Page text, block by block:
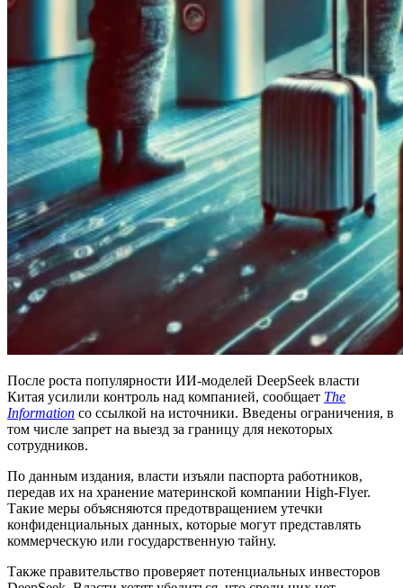
После роста популярности ИИ-моделей DeepSeek власти
Китая усилили контроль над компанией, сообщает The
Information со ссылкой на источники. Введены ограничения, в
том числе запрет на выезд за границу для некоторых
сотрудников.
По данным издания, власти изъяли паспорта работников,
передав их на хранение материнской компании High-Flyer.
Такие меры объясняются предотвращением утечки
конфиденциальных данных, которые могут представлять
коммерческую или государственную тайну.
Также правительство проверяет потенциальных инвесторов